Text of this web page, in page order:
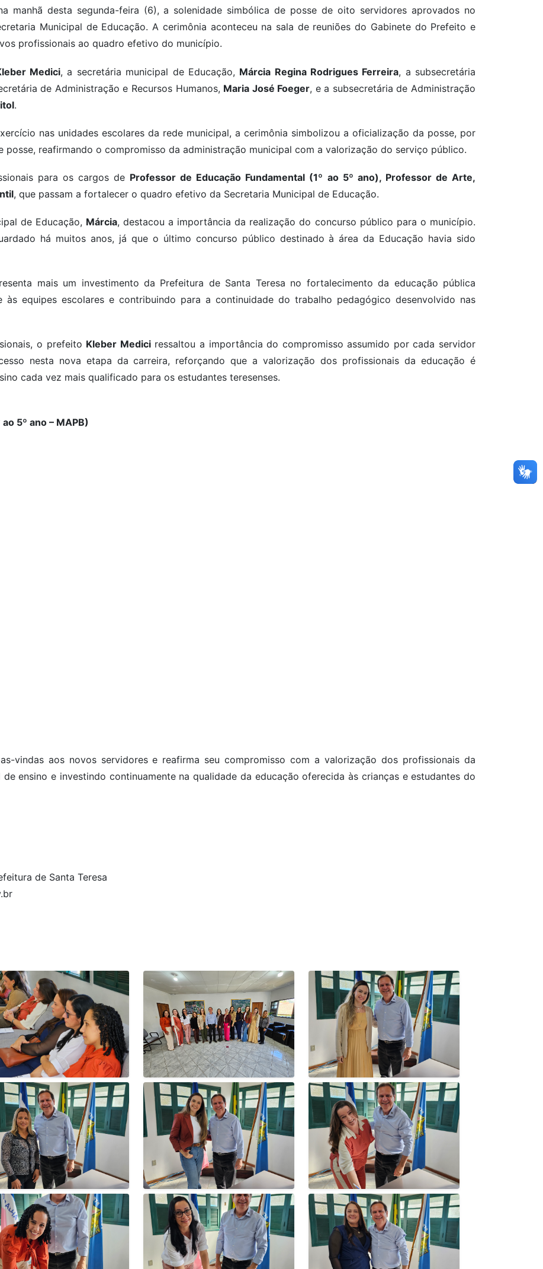
manhã desta segunda-feira (6), a solenidade simbólica de posse de oito servidores aprovados no
Municipal de Educação. A cerimônia aconteceu na sala de reuniões do Gabinete do Prefeito e
profissionais ao quadro efetivo do município.
Medici, a secretária municipal de Educação, Márcia Regina Rodrigues Ferreira, a subsecretária
de Administração e Recursos Humanos, Maria José Foeger, e a subsecretária de Administração
.
nas unidades escolares da rede municipal, a cerimônia simbolizou a oficialização da posse, por
posse, reafirmando o compromisso da administração municipal com a valorização do serviço público.
para os cargos de Professor de Educação Fundamental (1º ao 5º ano), Professor de Arte,
, que passam a fortalecer o quadro efetivo da Secretaria Municipal de Educação.
de Educação, Márcia, destacou a importância da realização do concurso público para o município.
há muitos anos, já que o último concurso público destinado à área da Educação havia sido
mais um investimento da Prefeitura de Santa Teresa no fortalecimento da educação pública
às equipes escolares e contribuindo para a continuidade do trabalho pedagógico desenvolvido nas
o prefeito Kleber Mediciressaltou a importância do compromisso assumido por cada servidor
nesta nova etapa da carreira, reforçando que a valorização dos profissionais da educação é
cada vez mais qualificado para os estudantes teresenses.
5º ano – MAPB)
vindas aos novos servidores e reafirma seu compromisso com a valorização dos profissionais da
ensino e investindo continuamente na qualidade da educação oferecida às crianças e estudantes do
de Santa Teresa